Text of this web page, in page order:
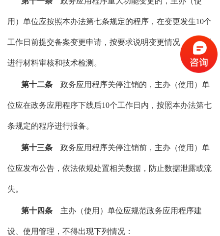
用）单位应按照本办法第七条规定的程序，在变更发生10个
工作日前提交备案变更申请，按要求说明变更情况，并重新
进行材料审核和技术检测。
第十二条 政务应用程序关停注销的，主办（使用）单
位应在政务应用程序下线后10个工作日内，按照本办法第七
条规定的程序进行报备。
第十三条 政务应用程序关停注销前，主办（使用）单
位应发布公告，依法依规处置相关数据，防止数据泄露或流
失。
第十四条 主办（使用）单位应规范政务应用程序建
设、使用管理，不得出现下列情况：